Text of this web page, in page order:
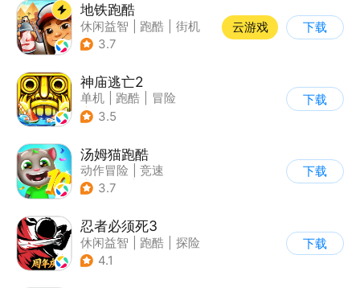
地铁跑酷
休闲益智 跑酷
街机
| 创梦天地
3.7
云游戏 下载
神庙逃亡2
单机 跑酷
冒险
| 欧美风
3.5
下载
汤姆猫跑酷
动作冒险
竞速
| 汤姆猫
3.7
下载
忍者必须死3
休闲益智 跑酷
探险
| 和风
4.1
下载